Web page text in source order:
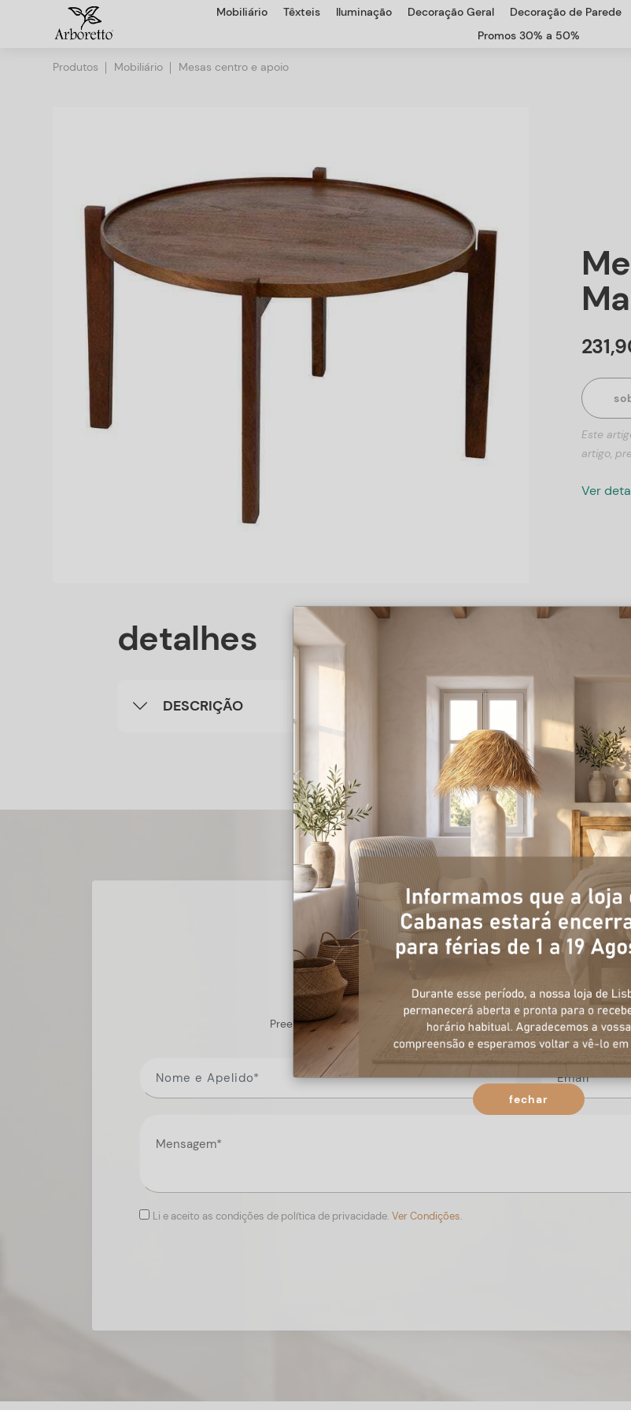
Mobiliário Têxteis Iluminação Decoração Geral Decoração de Parede
Promos 30% a 50%
Produtos Mobiliário Mesas centro e apoio
231,
Este
artigo,
Ver
detalhes
DESCRIÇÃO
+
Preencha o formulário, e num curto espaço de tempo, temos
Li e aceito as condições de política de privacidade. Ver Condições.
fechar